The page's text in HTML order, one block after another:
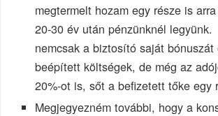
megtermelt hozam egy része is
20-30 év után pénzünknél
nemcsak a biztosító saját
beépített költségek, de még az
20%-ot is, sőt a befizetett tőke egy
Megjegyezném további, hogy a